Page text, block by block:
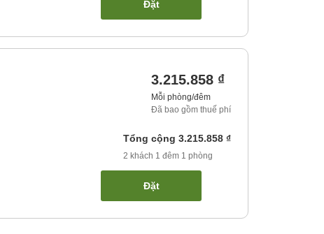
Đặt
3.215.858 ₫
Mỗi phòng/đêm
Đã bao gồm thuế phí
Tổng cộng 3.215.858 ₫
2 khách 1 đêm 1 phòng
Đặt